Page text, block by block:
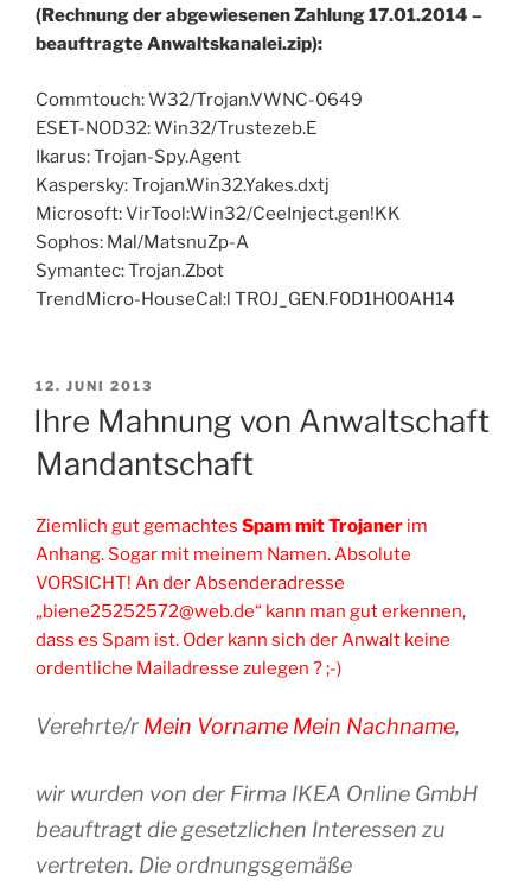
(Rechnung der abgewiesenen Zahlung 17.01.2014 –
beauftragte Anwaltskanalei.zip):
Commtouch: W32/Trojan.VWNC-0649
ESET-NOD32: Win32/Trustezeb.E
Ikarus: Trojan-Spy.Agent
Kaspersky: Trojan.Win32.Yakes.dxtj
Microsoft: VirTool:Win32/CeeInject.gen!KK
Sophos: Mal/MatsnuZp-A
Symantec: Trojan.Zbot
TrendMicro-HouseCal:l TROJ_GEN.F0D1H00AH14
VERÖFFENTLICHT
AM
12. JUNI 2013
Ihre Mahnung von Anwaltschaft
Mandantschaft
Ziemlich gut gemachtes Spam mit Trojaner im
Anhang. Sogar mit meinem Namen. Absolute
VORSICHT! An der Absenderadresse
„biene25252572@web.de“ kann man gut erkennen,
dass es Spam ist. Oder kann sich der Anwalt keine
ordentliche Mailadresse zulegen ? ;-)
Verehrte/r Mein Vorname Mein Nachname,
wir wurden von der Firma IKEA Online GmbH
beauftragt die gesetzlichen Interessen zu
vertreten. Die ordnungsgemäße